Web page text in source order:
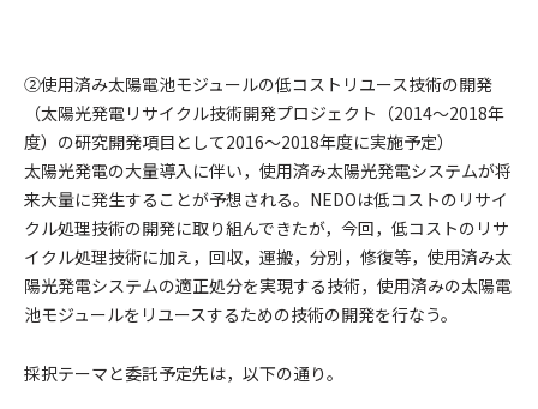
②使用済み太陽電池モジュールの低コストリユース技術の開発
（太陽光発電リサイクル技術開発プロジェクト（2014～2018年
度）の研究開発項目として2016～2018年度に実施予定）
太陽光発電の大量導入に伴い，使用済み太陽光発電システムが将
来大量に発生することが予想される。NEDOは低コストのリサイ
クル処理技術の開発に取り組んできたが，今回，低コストのリサ
イクル処理技術に加え，回収，運搬，分別，修復等，使用済み太
陽光発電システムの適正処分を実現する技術，使用済みの太陽電
池モジュールをリユースするための技術の開発を行なう。
採択テーマと委託予定先は，以下の通り。